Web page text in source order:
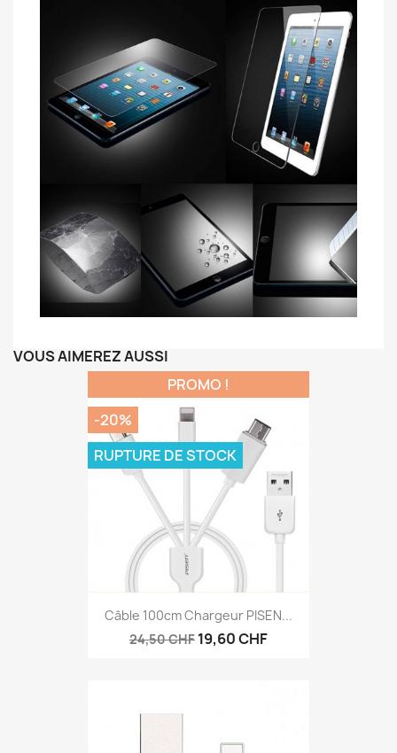
VOUS AIMEREZ AUSSI
Câble 100cm Chargeur PISEN...
24,50 CHF 19,60 CHF
PROMO !
-20%
RUPTURE DE STOCK